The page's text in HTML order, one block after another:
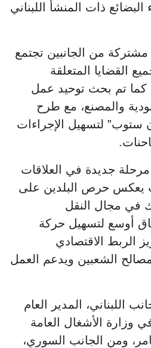
البضائع ذات المنشأ اللبناني
من الجانبين تجتمع
القضايا المتعلقة
كما تم بحث توحيد عمل
والمصنع، مع طرح
ستوب” لتسهيل الإجراءات
مرحلة جديدة في العلاقات
يعكس حرص البلدين على
في مجال النقل
أوسع لتسهيل حركة
الربط الاقتصادي
الشعبين ويدعم العمل
اللبناني، المدير العام
وزارة الأشغال العامة
ومن الجانب السوري،